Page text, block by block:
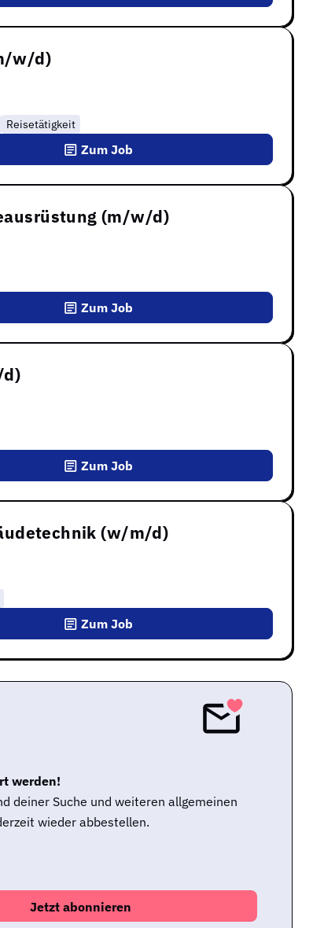
w/d)
Reisetätigkeit
Zum Job
(m/w/d)
Zum Job
Zum Job
(w/m/d)
Zum Job
werden!
deiner Suche und weiteren allgemeinen
wieder abbestellen.